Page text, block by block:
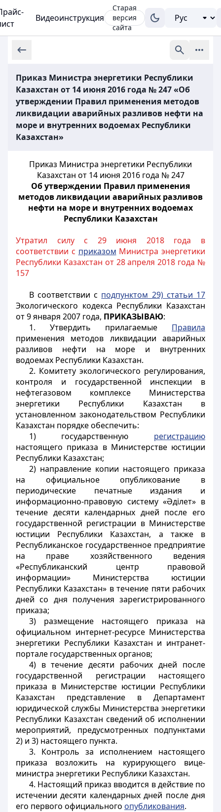
Видеоинструкция
Старая
версия
сайта
Приказ Министра энергетики Республики
Казахстан от 14 июня 2016 года № 247 «Об
утверждении Правил применения методов
ликвидации аварийных разливов нефти на
море и внутренних водоемах Республики
Казахстан»
Приказ Министра энергетики Республики
Казахстан от 14 июня 2016 года № 247
Об утверждении Правил применения
методов ликвидации аварийных разливов
нефти на море и внутренних водоемах
Республики Казахстан
Утратил силу с 29 июня 2018 года в
соответствии с приказом Министра энергетики
Республики Казахстан от 28 апреля 2018 года №
157
В соответствии с подпунктом 29) статьи 17
Экологического кодекса Республики Казахстан
от 9 января 2007 года, ПРИКАЗЫВАЮ:
1. Утвердить прилагаемые Правила
применения методов ликвидации аварийных
разливов нефти на море и внутренних
водоемах Республики Казахстан.
2. Комитету экологического регулирования,
контроля и государственной инспекции в
нефтегазовом комплексе Министерства
энергетики Республики Казахстан в
установленном законодательством Республики
Казахстан порядке обеспечить:
1) государственную регистрацию
настоящего приказа в Министерстве юстиции
Республики Казахстан;
2) направление копии настоящего приказа
на официальное опубликование в
периодические печатные издания и
информационно-правовую систему «Әділет» в
течение десяти календарных дней после его
государственной регистрации в Министерстве
юстиции Республики Казахстан, а также в
Республиканское государственное предприятие
на праве хозяйственного ведения
«Республиканский центр правовой
информации» Министерства юстиции
Республики Казахстан» в течение пяти рабочих
дней со дня получения зарегистрированного
приказа;
3) размещение настоящего приказа на
официальном интернет-ресурсе Министерства
энергетики Республики Казахстан и интранет-
портале государственных органов;
4) в течение десяти рабочих дней после
государственной регистрации настоящего
приказа в Министерстве юстиции Республики
Казахстан представление в Департамент
юридической службы Министерства энергетики
Республики Казахстан сведений об исполнении
мероприятий, предусмотренных подпунктами
2) и 3) настоящего пункта.
3. Контроль за исполнением настоящего
приказа возложить на курирующего вице-
министра энергетики Республики Казахстан.
4. Настоящий приказ вводится в действие по
истечении десяти календарных дней после дня
его первого официального опубликования.